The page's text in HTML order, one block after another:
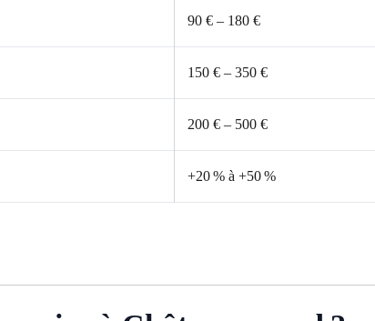
90 € – 180 €
150 € – 350 €
200 € – 500 €
+20 % à +50 %